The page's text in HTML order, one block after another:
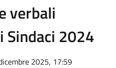
verbali
Sindaci 2024
2025, 17:59